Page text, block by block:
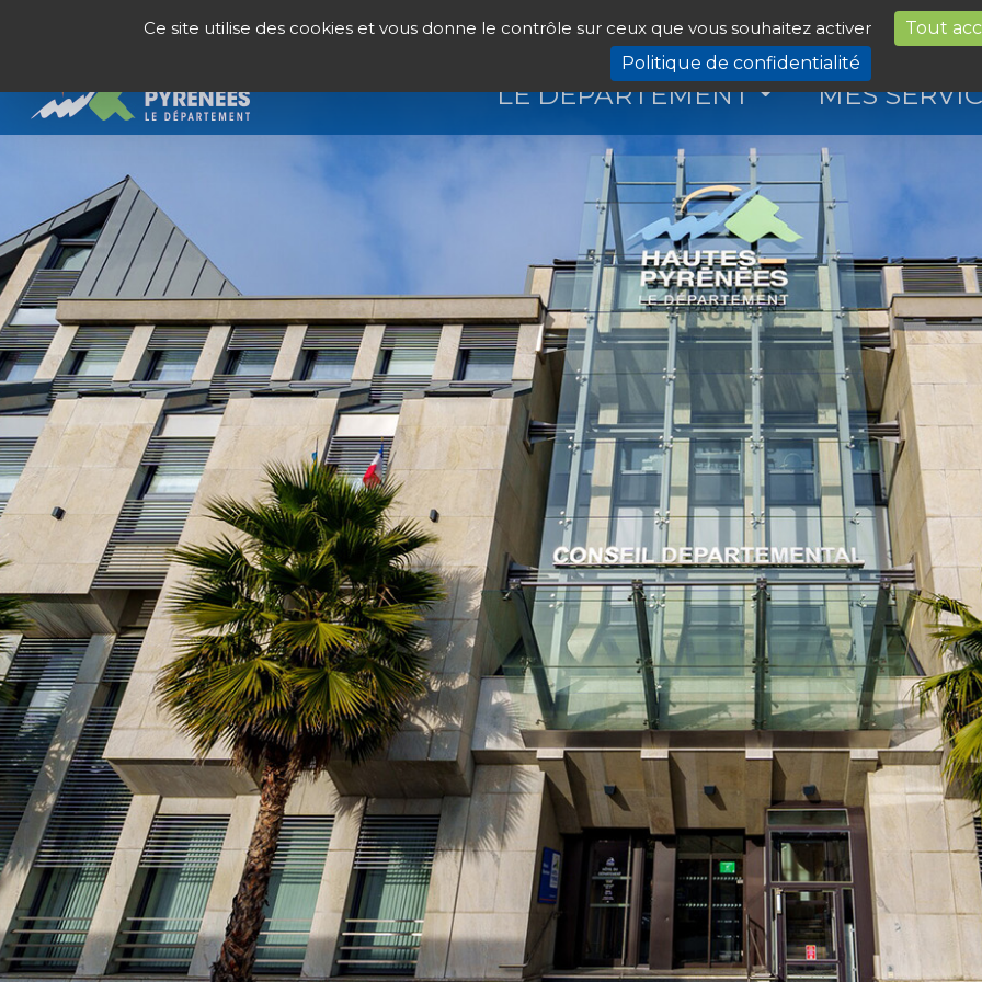
Ce site utilise des cookies et vous donne le contrôle sur ceux que vous souhaitez activer Tout
Politique de confidentialité
LE DÉPARTEMENT MES